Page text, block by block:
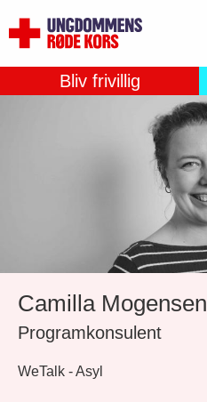
til
hovedindhold
Bliv frivillig
Camilla Mogensen
Programkonsulent
WeTalk - Asyl